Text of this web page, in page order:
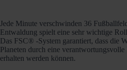
Jede Minute verschwinden 36
Entwaldung spielt eine sehr wichtige
Das FSC® -System garantiert, dass die
Planeten durch eine
erhalten werden können.